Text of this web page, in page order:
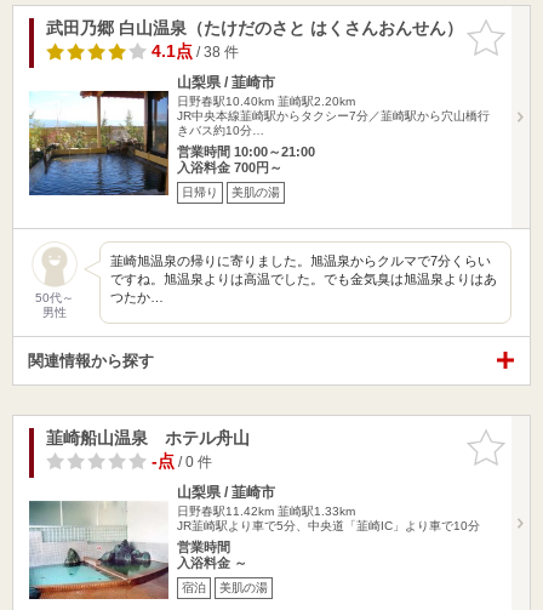
お気に入
りに追加
武田乃郷 白山温泉（たけだのさと はくさんおんせん）
4.1点/ 38 件
山梨県 / 韮崎市
日野春駅10.40km 韮崎駅2.20km
JR中央本線韮崎駅からタクシー7分／韮崎駅から穴山橋行
きバス約10分…
営業時間 10:00～21:00
入浴料金 700円～
日帰り 美肌の湯
50代～
男性
韮崎旭温泉の帰りに寄りました。旭温泉からクルマで7分くらい
ですね。旭温泉よりは高温でした。でも金気臭は旭温泉よりはあ
つたか…
関連情報から探す
お気に入
りに追加
韮崎船山温泉 ホテル舟山
-点/ 0 件
山梨県 / 韮崎市
日野春駅11.42km 韮崎駅1.33km
JR韮崎駅より車で5分、中央道「韮崎IC」より車で10分
営業時間
入浴料金 ～
宿泊 美肌の湯